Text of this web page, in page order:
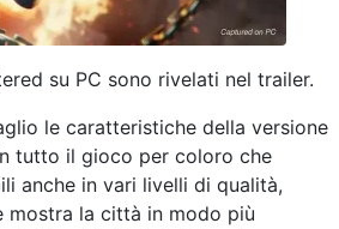
su PC sono rivelati nel trailer.
le caratteristiche della versione
tutto il gioco per coloro che
anche in vari livelli di qualità,
mostra la città in modo più